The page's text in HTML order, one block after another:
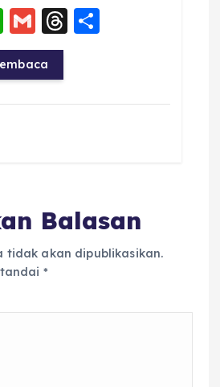
W
h
a
ts
G
m
ai
l
T
a re
Balasan
tidak akan dipublikasikan.
*